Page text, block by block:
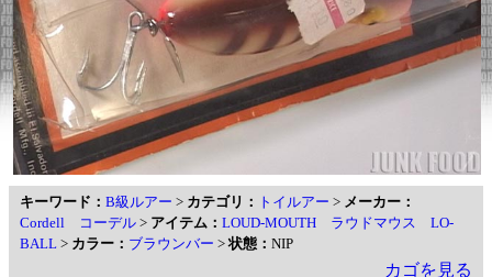
キーワード： B級ルアー > カテゴリ： トイルアー > メーカー：
Cordell コーデル > アイテム： LOUD-MOUTH ラウドマウス LO-
BALL > カラー： ブラウンバー >状態： NIP
カゴを見る